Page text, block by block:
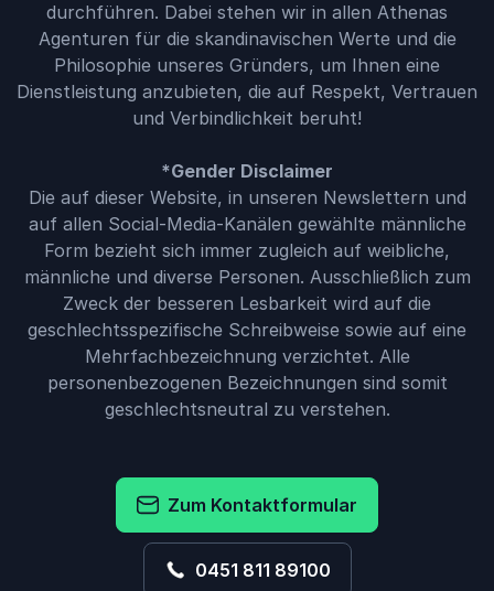
durchführen. Dabei stehen wir in allen Athenas
Agenturen für die skandinavischen Werte und die
Philosophie unseres Gründers, um Ihnen eine
Dienstleistung anzubieten, die auf Respekt, Vertrauen
und Verbindlichkeit beruht!
*Gender Disclaimer
Die auf dieser Website, in unseren Newslettern und
auf allen Social-Media-Kanälen gewählte männliche
Form bezieht sich immer zugleich auf weibliche,
männliche und diverse Personen. Ausschließlich zum
Zweck der besseren Lesbarkeit wird auf die
geschlechtsspezifische Schreibweise sowie auf eine
Mehrfachbezeichnung verzichtet. Alle
personenbezogenen Bezeichnungen sind somit
geschlechtsneutral zu verstehen.
Zum Kontaktformular
0451 811 89100